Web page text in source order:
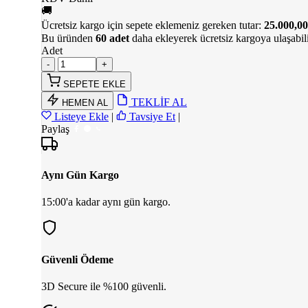
🚚
Ücretsiz kargo için sepete eklemeniz gereken tutar:
Bu üründen 60 adet daha ekleyerek ücretsiz kargoya
Adet
SEPETE EKLE
HEMEN AL
TEKLİF AL
Listeye Ekle | Tavsiye Et |
Paylaş
Aynı Gün Kargo
15:00'a kadar aynı gün kargo.
Güvenli Ödeme
3D Secure ile %100 güvenli.